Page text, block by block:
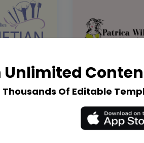
Unlimited
Thousands Of Editable